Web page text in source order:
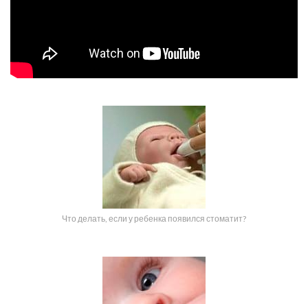
Что делать, если у ребенка появился стоматит?